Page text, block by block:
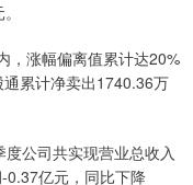
，涨幅偏离值累计达20%
累计净卖出1740.36万
公司共实现营业总收入
0.37亿元，同比下降